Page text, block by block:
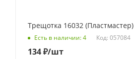
Трещотка 16032 (Пластмастер)
Есть в наличии: 4 Код: 057084
134₽/шт